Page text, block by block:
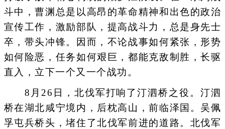
斗中，曹渊总是以高昂的革命精神和出色的政治
宣传工作，激励部队，提高战斗力，总是身先士
卒，带头冲锋。因而，不论战事如何紧张，形势
如何险恶，任务如何艰巨，都能克敌制胜，长驱
直入，立下一个又一个战功。
8月26日，北伐军打响了汀泗桥之役。汀泗
桥在湖北咸宁境内，后枕高山，前临泽国。吴佩
孚屯兵桥头，堵住了北伐军前进的道路。北伐军